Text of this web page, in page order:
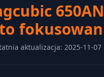
aktualizacja: 2025-11-07